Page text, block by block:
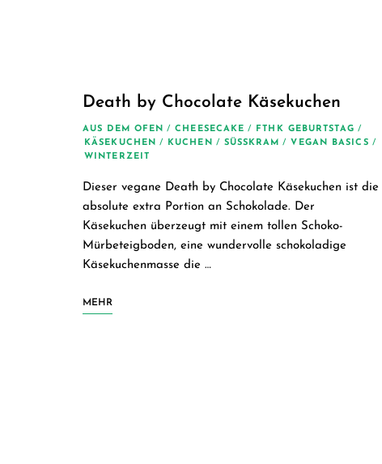
Death by Chocolate Käsekuchen
AUS DEM OFEN / CHEESECAKE / FTHK GEBURTSTAG /
KÄSEKUCHEN / KUCHEN / SÜSSKRAM / VEGAN BASICS /
WINTERZEIT
Dieser vegane Death by Chocolate Käsekuchen ist die
absolute extra Portion an Schokolade. Der
Käsekuchen überzeugt mit einem tollen Schoko-
Mürbeteigboden, eine wundervolle schokoladige
Käsekuchenmasse die …
MEHR